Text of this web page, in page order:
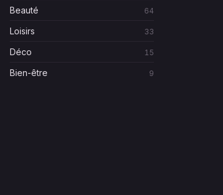
Beauté 64
Loisirs 33
Déco 15
Bien-être 9